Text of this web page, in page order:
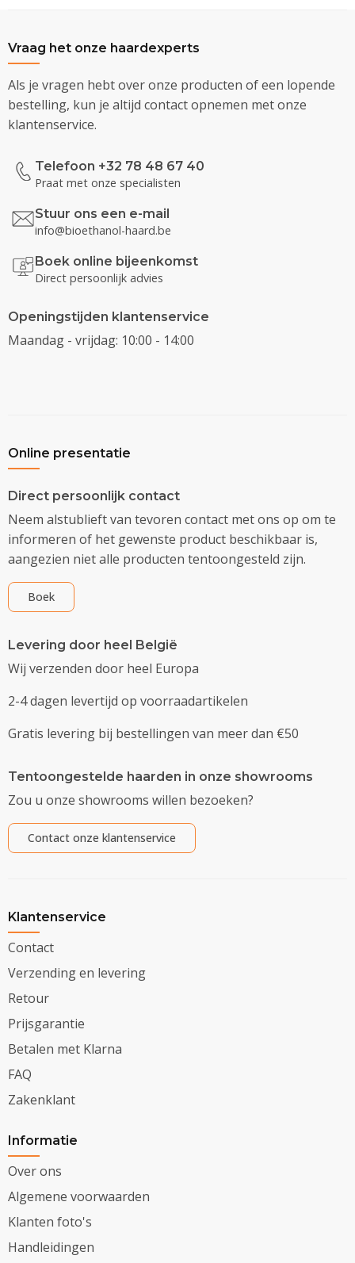
Vraag het onze haardexperts
Als je vragen hebt over onze producten of een lopende
bestelling, kun je altijd contact opnemen met onze
klantenservice.
Telefoon +32 78 48 67 40
Praat met onze specialisten
Stuur ons een e-mail
info@bioethanol-haard.be
Boek online bijeenkomst
Direct persoonlijk advies
Openingstijden klantenservice
Maandag - vrijdag: 10:00 - 14:00
Online presentatie
Direct persoonlijk contact
Neem alstublieft van tevoren contact met ons op om te
informeren of het gewenste product beschikbaar is,
aangezien niet alle producten tentoongesteld zijn.
Boek
Levering door heel België
Wij verzenden door heel Europa
2-4 dagen levertijd op voorraadartikelen
Gratis levering bij bestellingen van meer dan €50
Tentoongestelde haarden in onze showrooms
Zou u onze showrooms willen bezoeken?
Contact onze klantenservice
Klantenservice
Contact
Verzending en levering
Retour
Prijsgarantie
Betalen met Klarna
FAQ
Zakenklant
Informatie
Over ons
Algemene voorwaarden
Klanten foto's
Handleidingen